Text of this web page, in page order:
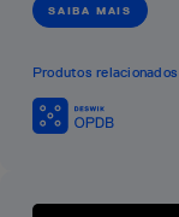
SAIBA MAIS
Produtos relacionados